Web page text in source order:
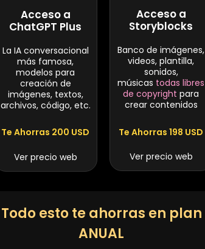
Acceso a
ChatGPT Plus
La IA conversacional
más famosa,
modelos para
creación de
imágenes, textos,
archivos, código, etc.
Te Ahorras 200 USD
Ver precio web
Acceso a
Storyblocks
Banco de imágenes,
videos, plantilla,
sonidos,
músicas todas libres
de copyright para
crear contenidos
Te Ahorras 198 USD
Ver precio web
Todo esto te ahorras en plan
ANUAL